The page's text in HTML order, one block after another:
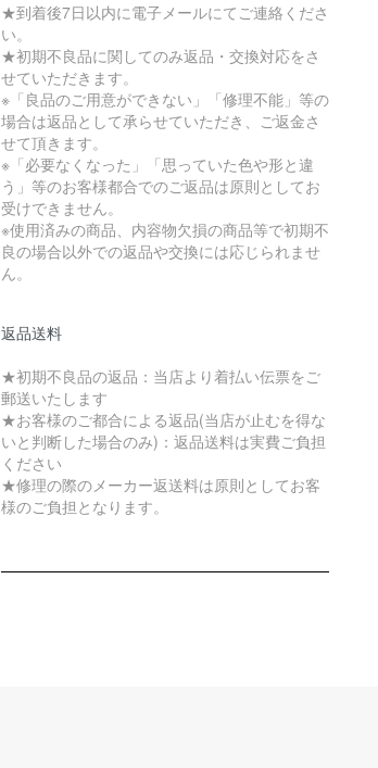
★到着後7日以内に電子メールにてご連絡くださ
い。
★初期不良品に関してのみ返品・交換対応をさ
せていただきます。
※「良品のご用意ができない」「修理不能」等の
場合は返品として承らせていただき、ご返金さ
せて頂きます。
※「必要なくなった」「思っていた色や形と違
う」等のお客様都合でのご返品は原則としてお
受けできません。
※使用済みの商品、内容物欠損の商品等で初期不
良の場合以外での返品や交換には応じられませ
ん。
返品送料
★初期不良品の返品：当店より着払い伝票をご
郵送いたします
★お客様のご都合による返品(当店が止むを得な
いと判断した場合のみ)：返品送料は実費ご負担
ください
★修理の際のメーカー返送料は原則としてお客
様のご負担となります。